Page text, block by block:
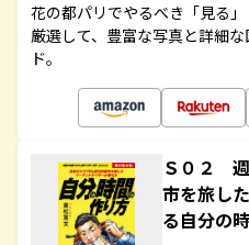
花の都パリでやるべき「見る
厳選して、豊富な写真と詳細
ド。
Ｓ０２
市を旅し
る自分の